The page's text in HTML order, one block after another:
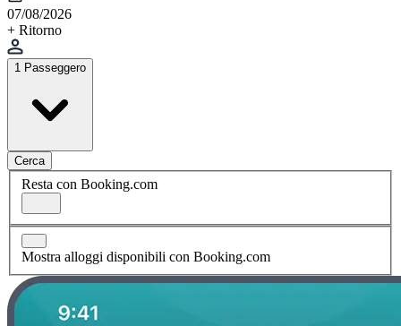
07/08/2026
+ Ritorno
1 Passeggero
Cerca
Resta con Booking.com
Mostra alloggi disponibili con Booking.com